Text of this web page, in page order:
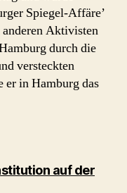
Spiegel-Affäre’
Aktivisten
durch die
versteckten
er in Hamburg das
auf der